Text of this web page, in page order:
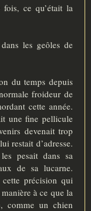
ce qu’était la
les geôles de
du temps depuis
froideur de
cette année.
une fine pellicule
devenait trop
restait d’adresse.
pesait dans sa
de sa lucarne.
précision qui
à ce que la
comme un chien